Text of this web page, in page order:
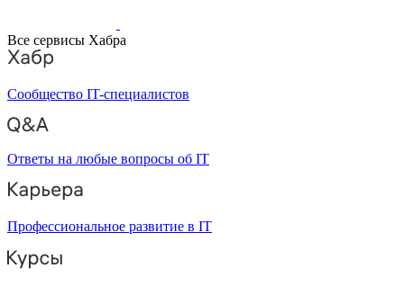
Все сервисы Хабра
Сообщество IT-специалистов
Ответы на любые вопросы об IT
Профессиональное развитие в IT